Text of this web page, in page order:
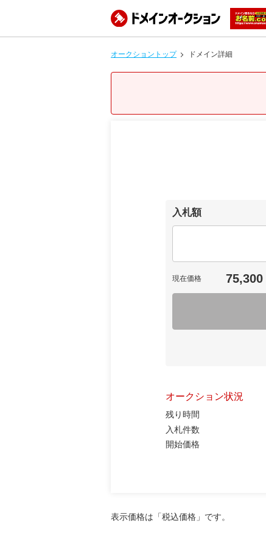
オークショントップ ドメイン詳細
入札額
現在価格 75,300
オークション状況
残り時間
入札件数
開始価格
表示価格は「税込価格」です。